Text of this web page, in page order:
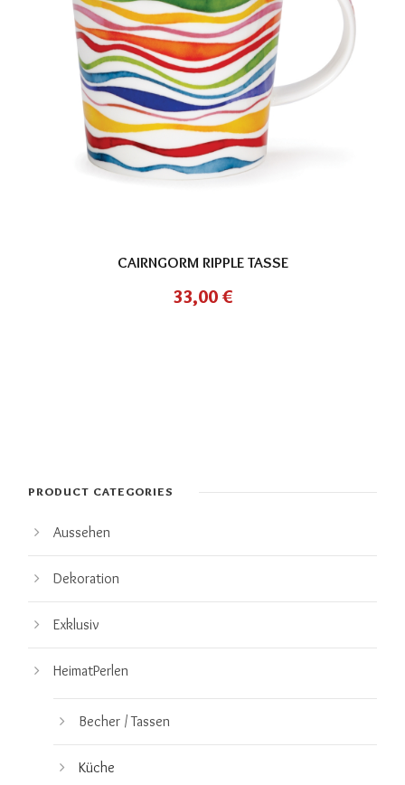
CAIRNGORM RIPPLE TASSE
33,00 €
PRODUCT CATEGORIES
Aussehen
Dekoration
Exklusiv
HeimatPerlen
Becher / Tassen
Küche